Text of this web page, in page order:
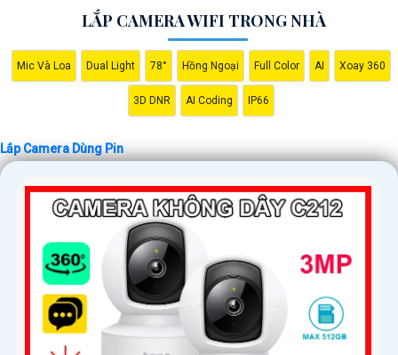
LẮP CAMERA WIFI TRONG NHÀ
Mic Và Loa Dual Light 78° Hồng Ngoại Full Color AI Xoay 360
3D DNR AI Coding IP66
Lắp Camera Dùng Pin